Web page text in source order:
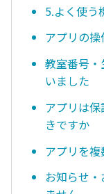
5.よく使う
アプリの
教室番号
いました
アプリは
きですか
アプリを
お知らせ